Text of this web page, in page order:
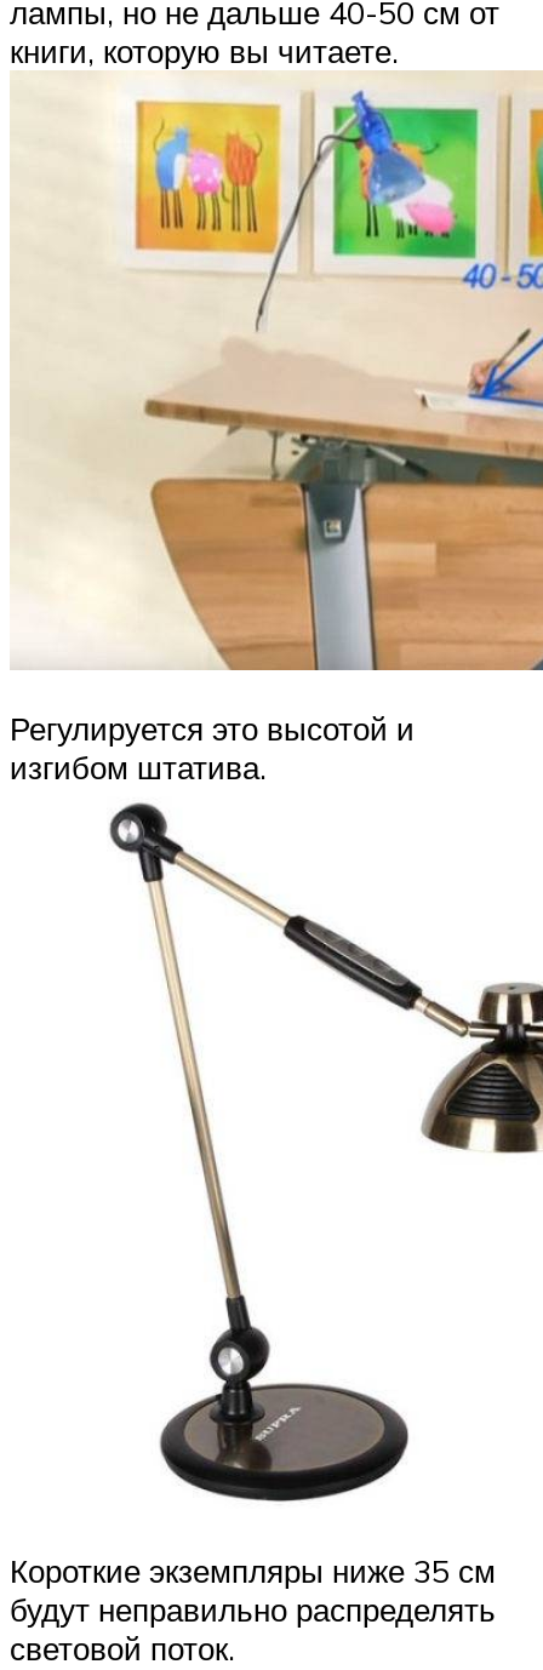
лампы, но не дальше 40-50 см от
книги, которую вы читаете.
Регулируется это высотой и
изгибом штатива.
Короткие экземпляры ниже 35 см
будут неправильно распределять
световой поток.